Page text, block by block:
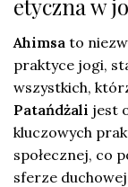
etyczna w
Ahimsa to
praktyce jogi,
wszystkich,
Patańdżali jest
kluczowych
społecznej, co
sferze